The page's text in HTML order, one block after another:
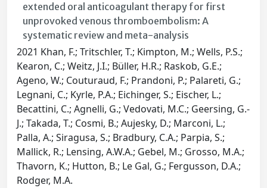
extended oral anticoagulant therapy for first
unprovoked venous thromboembolism: A
systematic review and meta-analysis
2021 Khan, F.; Tritschler, T.; Kimpton, M.; Wells, P.S.;
Kearon, C.; Weitz, J.I.; Büller, H.R.; Raskob, G.E.;
Ageno, W.; Couturaud, F.; Prandoni, P.; Palareti, G.;
Legnani, C.; Kyrle, P.A.; Eichinger, S.; Eischer, L.;
Becattini, C.; Agnelli, G.; Vedovati, M.C.; Geersing, G.-
J.; Takada, T.; Cosmi, B.; Aujesky, D.; Marconi, L.;
Palla, A.; Siragusa, S.; Bradbury, C.A.; Parpia, S.;
Mallick, R.; Lensing, A.W.A.; Gebel, M.; Grosso, M.A.;
Thavorn, K.; Hutton, B.; Le Gal, G.; Fergusson, D.A.;
Rodger, M.A.